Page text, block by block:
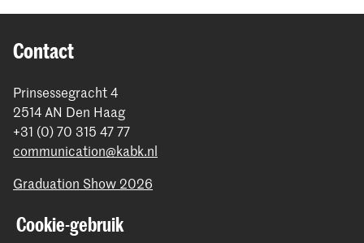
Contact
Prinsessegracht 4
2514 AN Den Haag
+31 (0) 70 315 47 77
communication@kabk.nl
Graduation Show 2026
Werken bij de KABK
Cookie-gebruik